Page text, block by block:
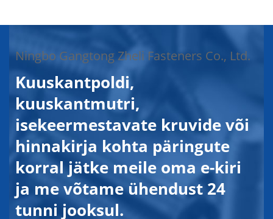
Ningbo Gangtong Zheli Fasteners Co., Ltd.
Kuuskantpoldi,
kuuskantmutri,
isekeermestavate kruvide või
hinnakirja kohta päringute
korral jätke meile oma e-kiri
ja me võtame ühendust 24
tunni jooksul.